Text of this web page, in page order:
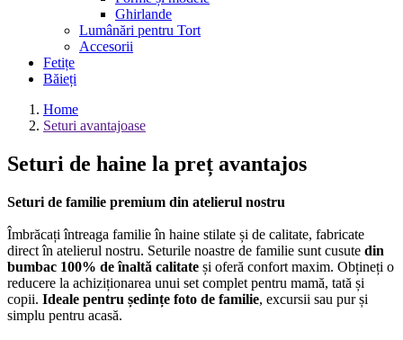
Ghirlande
Lumânări pentru Tort
Accesorii
Fetițe
Băieți
Home
Seturi avantajoase
Seturi de haine la preț avantajos
Seturi de familie premium din atelierul nostru
Îmbrăcați întreaga familie în haine stilate și de calitate, fabricate
direct în atelierul nostru. Seturile noastre de familie sunt cusute din
bumbac 100% de înaltă calitate și oferă confort maxim. Obțineți o
reducere la achiziționarea unui set complet pentru mamă, tată și
copii. Ideale pentru ședințe foto de familie, excursii sau pur și
simplu pentru acasă.